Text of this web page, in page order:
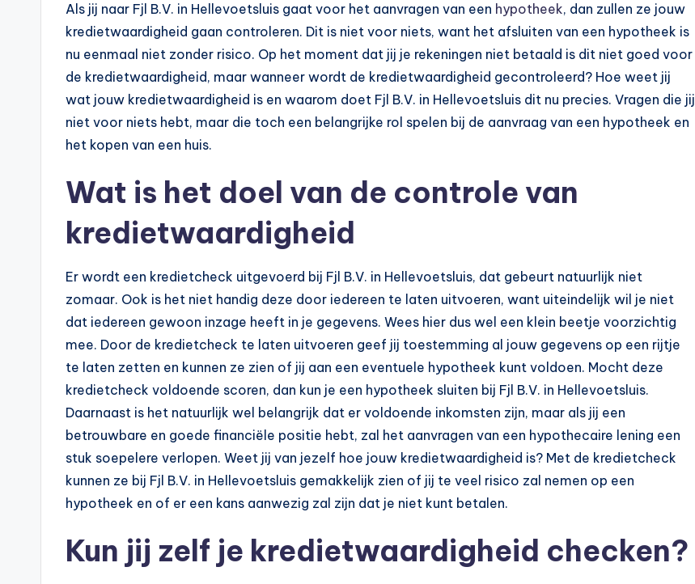
Als jij naar Fjl B.V. in Hellevoetsluis gaat voor het aanvragen van een hypotheek, dan zullen ze jouw
kredietwaardigheid gaan controleren. Dit is niet voor niets, want het afsluiten van een hypotheek is
nu eenmaal niet zonder risico. Op het moment dat jij je rekeningen niet betaald is dit niet goed voor
de kredietwaardigheid, maar wanneer wordt de kredietwaardigheid gecontroleerd? Hoe weet jij
wat jouw kredietwaardigheid is en waarom doet Fjl B.V. in Hellevoetsluis dit nu precies. Vragen die jij
niet voor niets hebt, maar die toch een belangrijke rol spelen bij de aanvraag van een hypotheek en
het kopen van een huis.
Wat is het doel van de controle van
kredietwaardigheid
Er wordt een kredietcheck uitgevoerd bij Fjl B.V. in Hellevoetsluis, dat gebeurt natuurlijk niet
zomaar. Ook is het niet handig deze door iedereen te laten uitvoeren, want uiteindelijk wil je niet
dat iedereen gewoon inzage heeft in je gegevens. Wees hier dus wel een klein beetje voorzichtig
mee. Door de kredietcheck te laten uitvoeren geef jij toestemming al jouw gegevens op een rijtje
te laten zetten en kunnen ze zien of jij aan een eventuele hypotheek kunt voldoen. Mocht deze
kredietcheck voldoende scoren, dan kun je een hypotheek sluiten bij Fjl B.V. in Hellevoetsluis.
Daarnaast is het natuurlijk wel belangrijk dat er voldoende inkomsten zijn, maar als jij een
betrouwbare en goede financiële positie hebt, zal het aanvragen van een hypothecaire lening een
stuk soepelere verlopen. Weet jij van jezelf hoe jouw kredietwaardigheid is? Met de kredietcheck
kunnen ze bij Fjl B.V. in Hellevoetsluis gemakkelijk zien of jij te veel risico zal nemen op een
hypotheek en of er een kans aanwezig zal zijn dat je niet kunt betalen.
Kun jij zelf je kredietwaardigheid checken?